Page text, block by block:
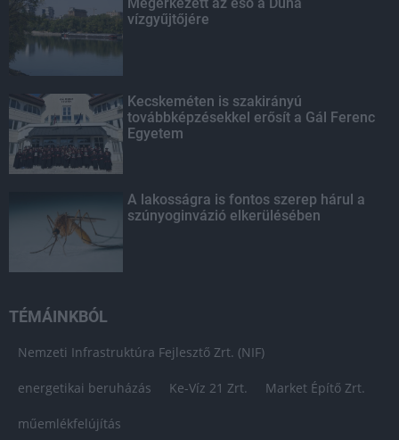
vízgyűjtőjére
Kecskeméten is szakirányú
továbbképzésekkel erősít a Gál Ferenc
Egyetem
A lakosságra is fontos szerep hárul a
szúnyoginvázió elkerülésében
TÉMÁINKBÓL
Nemzeti Infrastruktúra Fejlesztő Zrt. (NIF)
energetikai beruházás Ke-Víz 21 Zrt. Market Építő Zrt.
műemlékfelújítás